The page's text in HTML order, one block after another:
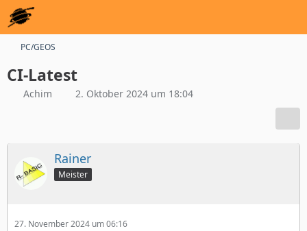
PC/GEOS
CI-Latest
Achim 2. Oktober 2024 um 18:04
Rainer
Meister
27. November 2024 um 06:16